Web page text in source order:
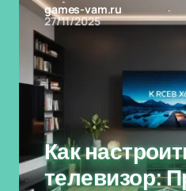
games-vam.ru
27/11/2025
Как
телевизор: